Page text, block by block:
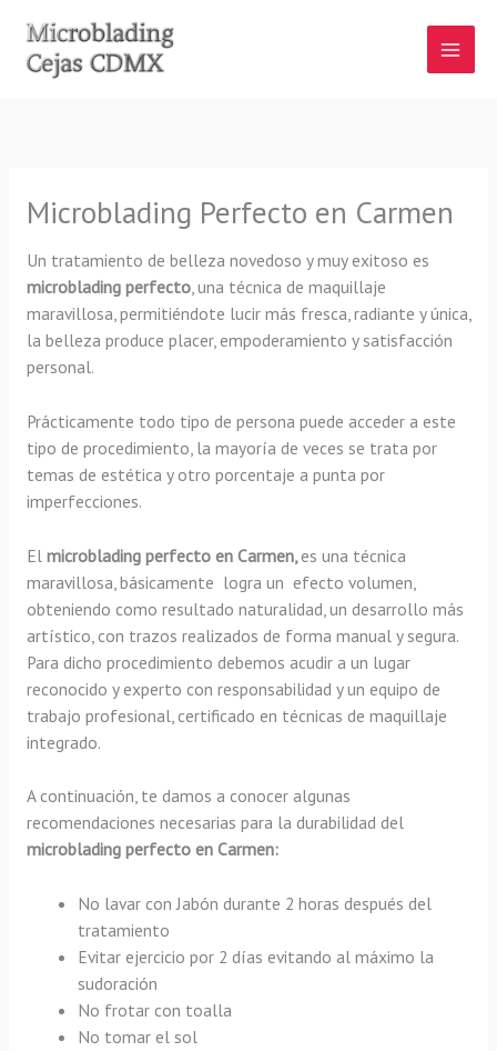
contenido
Microblading Perfecto en Carmen
Un tratamiento de belleza novedoso y muy exitoso es
microblading perfecto, una técnica de maquillaje
maravillosa, permitiéndote lucir más fresca, radiante y única,
la belleza produce placer, empoderamiento y satisfacción
personal.
Prácticamente todo tipo de persona puede acceder a este
tipo de procedimiento, la mayoría de veces se trata por
temas de estética y otro porcentaje a punta por
imperfecciones.
El microblading perfecto en Carmen, es una técnica
maravillosa, básicamente logra un efecto volumen,
obteniendo como resultado naturalidad, un desarrollo más
artístico, con trazos realizados de forma manual y segura.
Para dicho procedimiento debemos acudir a un lugar
reconocido y experto con responsabilidad y un equipo de
trabajo profesional, certificado en técnicas de maquillaje
integrado.
A continuación, te damos a conocer algunas
recomendaciones necesarias para la durabilidad del
microblading perfecto en Carmen:
No lavar con Jabón durante 2 horas después del
tratamiento
Evitar ejercicio por 2 días evitando al máximo la
sudoración
No frotar con toalla
No tomar el sol